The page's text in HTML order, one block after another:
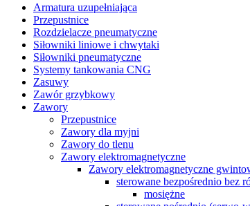
Armatura uzupełniająca
Przepustnice
Rozdzielacze pneumatyczne
Siłowniki liniowe i chwytaki
Siłowniki pneumatyczne
Systemy tankowania CNG
Zasuwy
Zawór grzybkowy
Zawory
Przepustnice
Zawory dla myjni
Zawory do tlenu
Zawory elektromagnetyczne
Zawory elektromagnetyczne
sterowane bezpośrednio bez
mosiężne